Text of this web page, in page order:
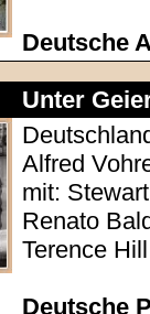
Deutsche
Unter
Alfred
mit:
Renato
Terence
Deutsche